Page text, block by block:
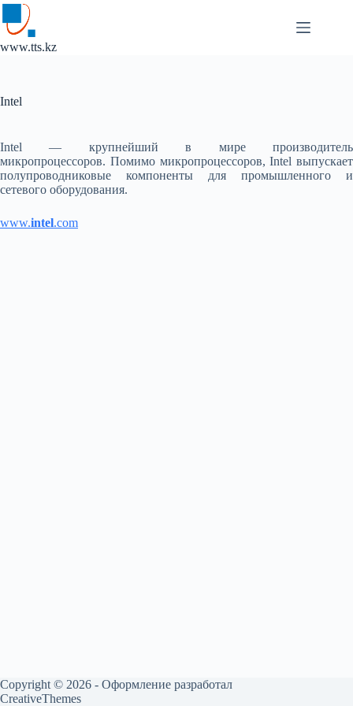
Перейти
к
сути
www.tts.kz
Intel
Intel — крупнейший в мире производитель
микропроцессоров. Помимо микропроцессоров, Intel выпускает
полупроводниковые компоненты для промышленного и
сетевого оборудования.
www.intel.com
Copyright © 2026 - Оформление разработал
CreativeThemes